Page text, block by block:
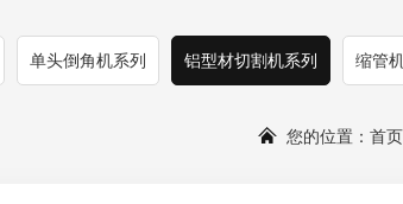
单头倒角机系列 铝型材切割机系列 缩管
您的位置： 首页